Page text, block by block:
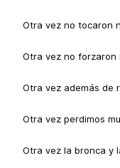
Otra vez no tocaron
Otra vez no forzaron
Otra vez además de
Otra vez perdimos
Otra vez la bronca y